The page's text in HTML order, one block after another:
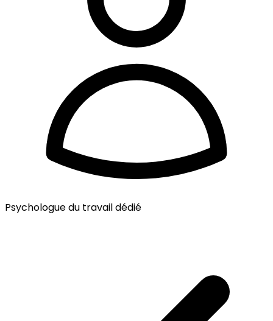
Psychologue du travail dédié